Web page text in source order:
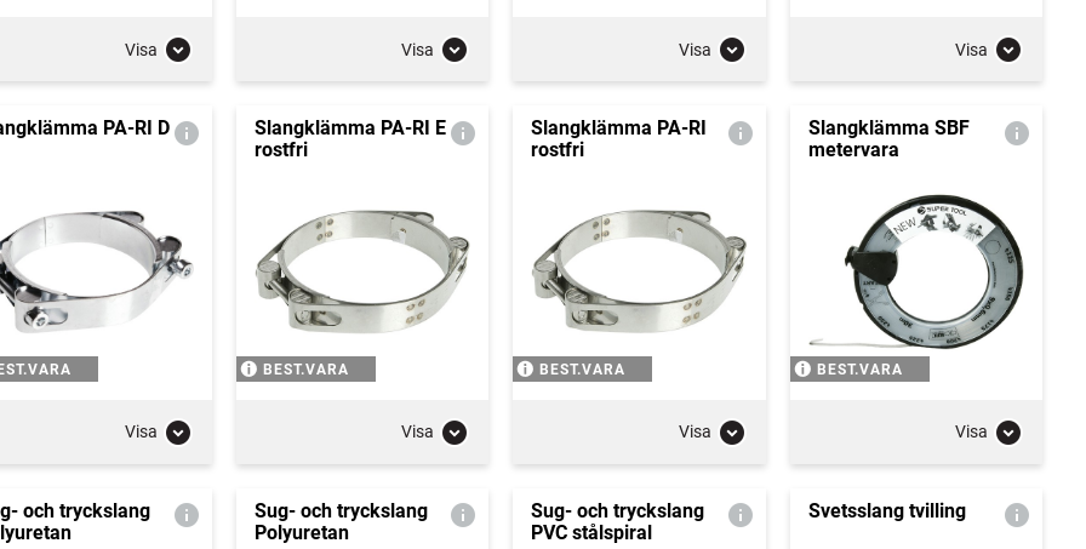
Visa Visa Visa Visa
PA-RI D
Visa
Slangklämma PA-RI E
rostfri
BEST.VARA
Visa
Slangklämma PA-RI
rostfri
BEST.VARA
Visa
Slangklämma SBF
metervara
BEST.VARA
Visa
och tryckslang
Sug- och tryckslang
Polyuretan
Sug- och tryckslang
PVC stålspiral
Svetsslang tvilling